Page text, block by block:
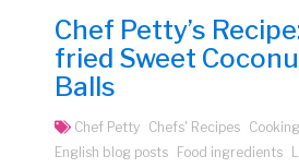
Chef Petty’s
fried Sweet
Balls
Chef Petty Chefs' Recipes
English blog posts
Food ingredients